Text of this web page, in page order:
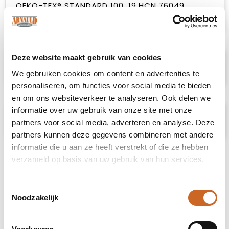
Deze website maakt gebruik van cookies
We gebruiken cookies om content en advertenties te
personaliseren, om functies voor social media te bieden
en om ons websiteverkeer te analyseren. Ook delen we
informatie over uw gebruik van onze site met onze
partners voor social media, adverteren en analyse. Deze
partners kunnen deze gegevens combineren met andere
informatie die u aan ze heeft verstrekt of die ze hebben
verzameld op basis van uw gebruik van hun services.
Noodzakelijk
OEKO-TEX® STANDARD 100. 19.HCN.76049.
Hohenstein HTTI.
Specificaties
Prijsspecificaties